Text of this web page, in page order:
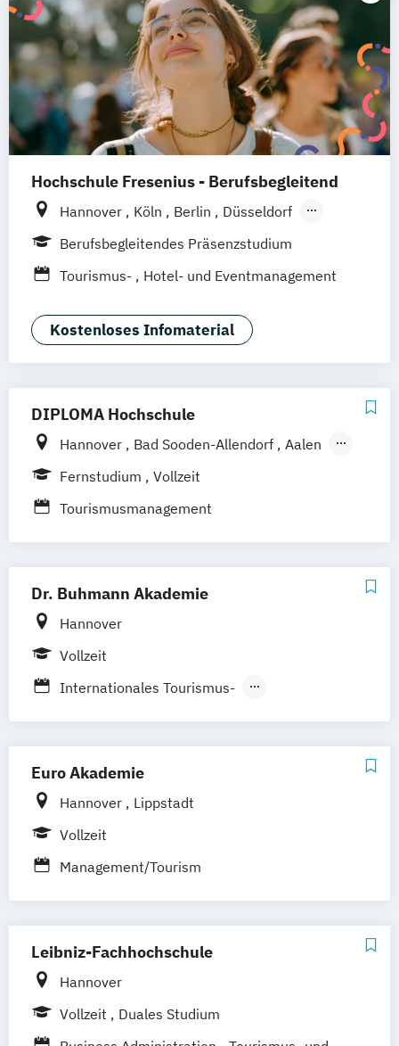
Hochschule Fresenius - Berufsbegleitend
Hannover Köln Berlin
Düsseldorf
Frankfurt
Hamburg Idstein
München
Oldenburg
Dortmund Erfurt Stuttgart
Braunschweig
Berufsbegleitendes Präsenzstudium
Tourismus-
Hotel- und Eventmanagement
Kostenloses Infomaterial
DIPLOMA Hochschule
Hannover Bad Sooden-Allendorf
Aalen
Baden-Baden
Berlin
Kassel Leipzig Mannheim
Bochum Kaiserslautern Wiesbaden
Regenstauf Dresden Hoyerswerda
Magdeburg Ostfildern
Schwentinental / Kiel
Fernstudium
Vollzeit
Tourismusmanagement
Dr. Buhmann Akademie
Hannover
Vollzeit
Internationales Tourismus-
Euro Akademie
Hannover
Lippstadt
Vollzeit
Management/Tourism
Leibniz-Fachhochschule
Hannover
Vollzeit
Duales Studium